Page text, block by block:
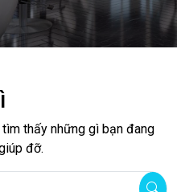
thấy những gì bạn đang
đỡ.